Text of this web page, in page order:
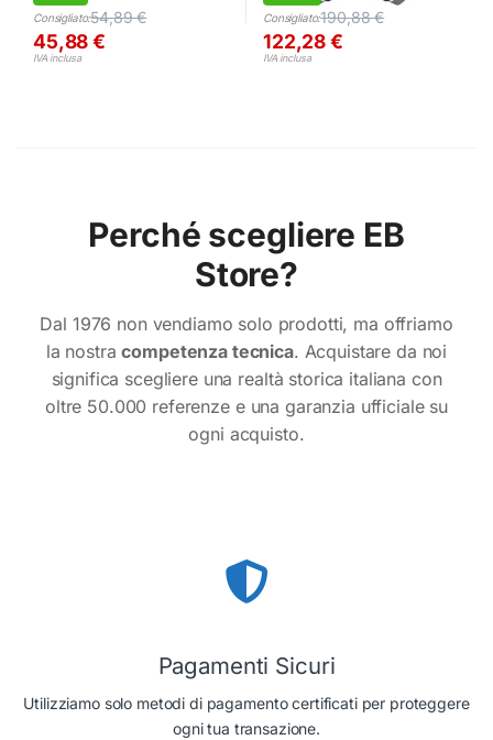
Consigliato:54,89€
45,88€
IVA inclusa
Consigliato:190,88€
122,28€
IVA inclusa
Perché scegliere EB
Store?
Dal 1976 non vendiamo solo prodotti, ma offriamo
la nostracompetenza tecnica. Acquistare da noi
significa scegliere una realtà storica italiana con
oltre 50.000 referenze e una garanzia ufficiale su
ogni acquisto.
Pagamenti Sicuri
Utilizziamo solo metodi di pagamento certificati per proteggere
ogni tua transazione.